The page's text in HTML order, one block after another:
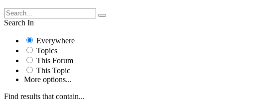
Search In
Everywhere
Topics
This Forum
This Topic
More options...
Find results that contain...